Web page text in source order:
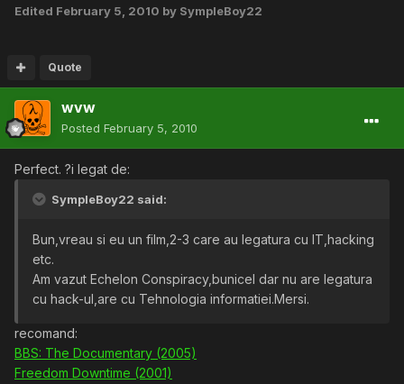
Edited February 5, 2010 by SympleBoy22
Quote
wvw
Posted February 5, 2010
Perfect. ?i legat de:
SympleBoy22 said:
Bun,vreau si eu un film,2-3 care au legatura cu IT,hacking
etc.
Am vazut Echelon Conspiracy,bunicel dar nu are legatura
cu hack-ul,are cu Tehnologia informatiei.Mersi.
recomand:
BBS: The Documentary (2005)
Freedom Downtime (2001)